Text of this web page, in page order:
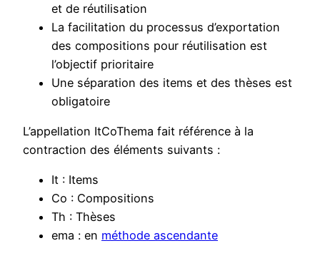
et de réutilisation
La facilitation du processus d’exportation
des compositions pour réutilisation est
l’objectif prioritaire
Une séparation des items et des thèses est
obligatoire
L’appellation ItCoThema fait référence à la
contraction des éléments suivants :
It : Items
Co : Compositions
Th : Thèses
ema : en méthode ascendante